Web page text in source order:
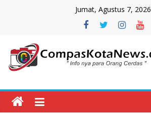
Jumat, Agustus 7, 2026
Compas
Kota